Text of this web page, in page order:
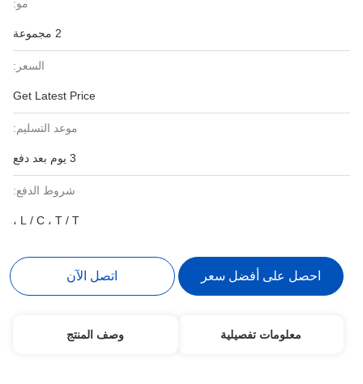
مو:
السعر:
Get Latest Price
موعد التسليم:
شروط الدفع:
L / C ، T / T ،
احصل على أفضل سعر اتصل الآن
معلومات تفصيلية وصف المنتج